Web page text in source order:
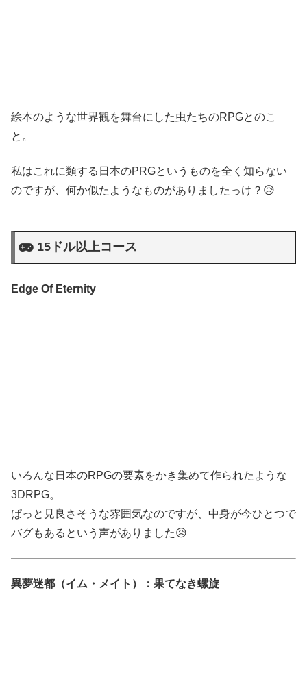
絵本のような世界観を舞台にした虫たちのRPGとのこ
と。
私はこれに類する日本のPRGというものを全く知らない
のですが、何か似たようなものがありましたっけ？😥
15ドル以上コース
Edge Of Eternity
いろんな日本のRPGの要素をかき集めて作られたような
3DRPG。
ぱっと見良さそうな雰囲気なのですが、中身が今ひとつで
バグもあるという声がありました😥
異夢迷都（イム・メイト）：果てなき螺旋